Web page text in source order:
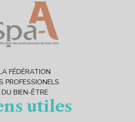
FÉDÉRATION
PROFESSIONELS
DU BIEN-ÊTRE
utiles